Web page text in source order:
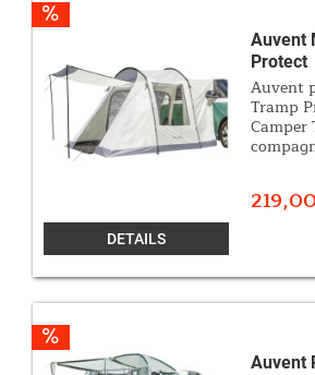
Auvent
Protect
Auvent
Tramp
Camper
équipé
DETAILS
Auvent